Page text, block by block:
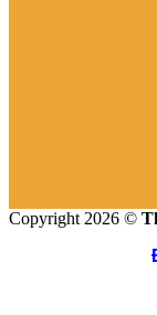
Copyright 2026 ©